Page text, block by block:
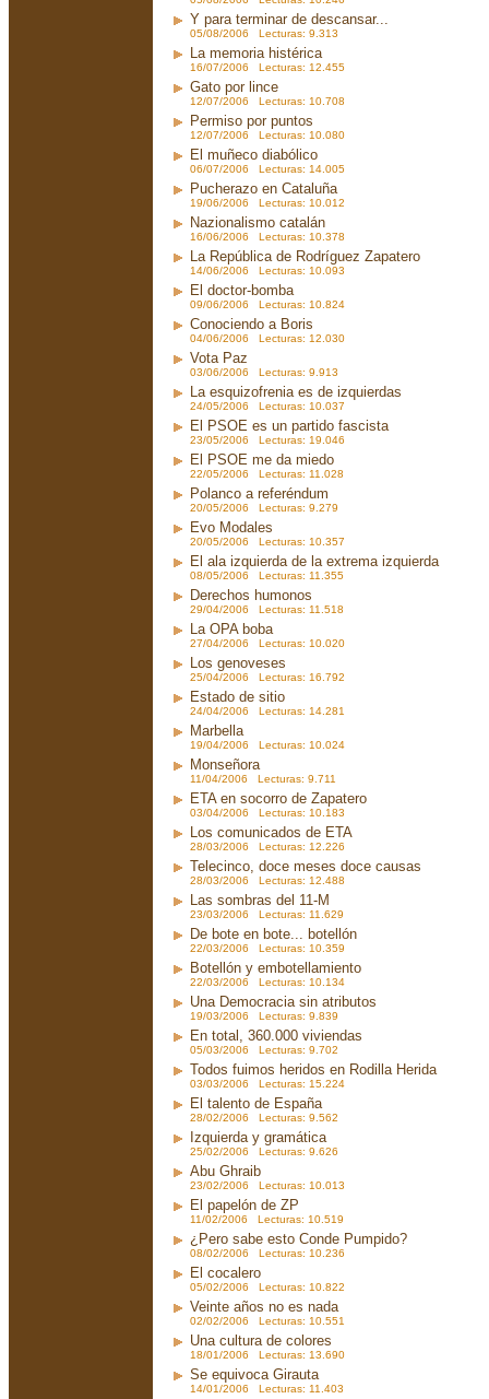
Y para terminar de descansar...
05/08/2006 Lecturas: 9.313
La memoria histérica
16/07/2006 Lecturas: 12.455
Gato por lince
12/07/2006 Lecturas: 10.708
Permiso por puntos
12/07/2006 Lecturas: 10.080
El muñeco diabólico
06/07/2006 Lecturas: 14.005
Pucherazo en Cataluña
19/06/2006 Lecturas: 10.012
Nazionalismo catalán
16/06/2006 Lecturas: 10.378
La República de Rodríguez Zapatero
14/06/2006 Lecturas: 10.093
El doctor-bomba
09/06/2006 Lecturas: 10.824
Conociendo a Boris
04/06/2006 Lecturas: 12.030
Vota Paz
03/06/2006 Lecturas: 9.913
La esquizofrenia es de izquierdas
24/05/2006 Lecturas: 10.037
El PSOE es un partido fascista
23/05/2006 Lecturas: 19.046
El PSOE me da miedo
22/05/2006 Lecturas: 11.028
Polanco a referéndum
20/05/2006 Lecturas: 9.279
Evo Modales
20/05/2006 Lecturas: 10.357
El ala izquierda de la extrema izquierda
08/05/2006 Lecturas: 11.355
Derechos humonos
29/04/2006 Lecturas: 11.518
La OPA boba
27/04/2006 Lecturas: 10.020
Los genoveses
25/04/2006 Lecturas: 16.792
Estado de sitio
24/04/2006 Lecturas: 14.281
Marbella
19/04/2006 Lecturas: 10.024
Monseñora
11/04/2006 Lecturas: 9.711
ETA en socorro de Zapatero
03/04/2006 Lecturas: 10.183
Los comunicados de ETA
28/03/2006 Lecturas: 12.226
Telecinco, doce meses doce causas
28/03/2006 Lecturas: 12.488
Las sombras del 11-M
23/03/2006 Lecturas: 11.629
De bote en bote... botellón
22/03/2006 Lecturas: 10.359
Botellón y embotellamiento
22/03/2006 Lecturas: 10.134
Una Democracia sin atributos
19/03/2006 Lecturas: 9.839
En total, 360.000 viviendas
05/03/2006 Lecturas: 9.702
Todos fuimos heridos en Rodilla Herida
03/03/2006 Lecturas: 15.224
El talento de España
28/02/2006 Lecturas: 9.562
Izquierda y gramática
25/02/2006 Lecturas: 9.626
Abu Ghraib
23/02/2006 Lecturas: 10.013
El papelón de ZP
11/02/2006 Lecturas: 10.519
¿Pero sabe esto Conde Pumpido?
08/02/2006 Lecturas: 10.236
El cocalero
05/02/2006 Lecturas: 10.822
Veinte años no es nada
02/02/2006 Lecturas: 10.551
Una cultura de colores
18/01/2006 Lecturas: 13.690
Se equivoca Girauta
14/01/2006 Lecturas: 11.403